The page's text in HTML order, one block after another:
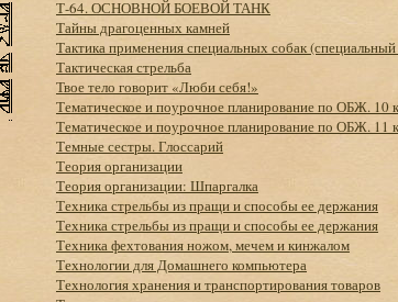
Т-64. ОСНОВНОЙ БОЕВОЙ ТАНК
Тайны драгоценных камней
Тактика применения специальных собак
Тактическая стрельба
Твое тело говорит «Люби себя!»
Тематическое и поурочное планирование по ОБЖ. 10
Тематическое и поурочное планирование по ОБЖ. 11
Темные сестры. Глоссарий
Теория организации
Теория организации: Шпаргалка
Техника стрельбы из пращи и способы ее держания
Техника стрельбы из пращи и способы ее держания
Техника фехтования ножом, мечем и кинжалом
Технологии для Домашнего компьютера
Технология хранения и транспортирования товаров